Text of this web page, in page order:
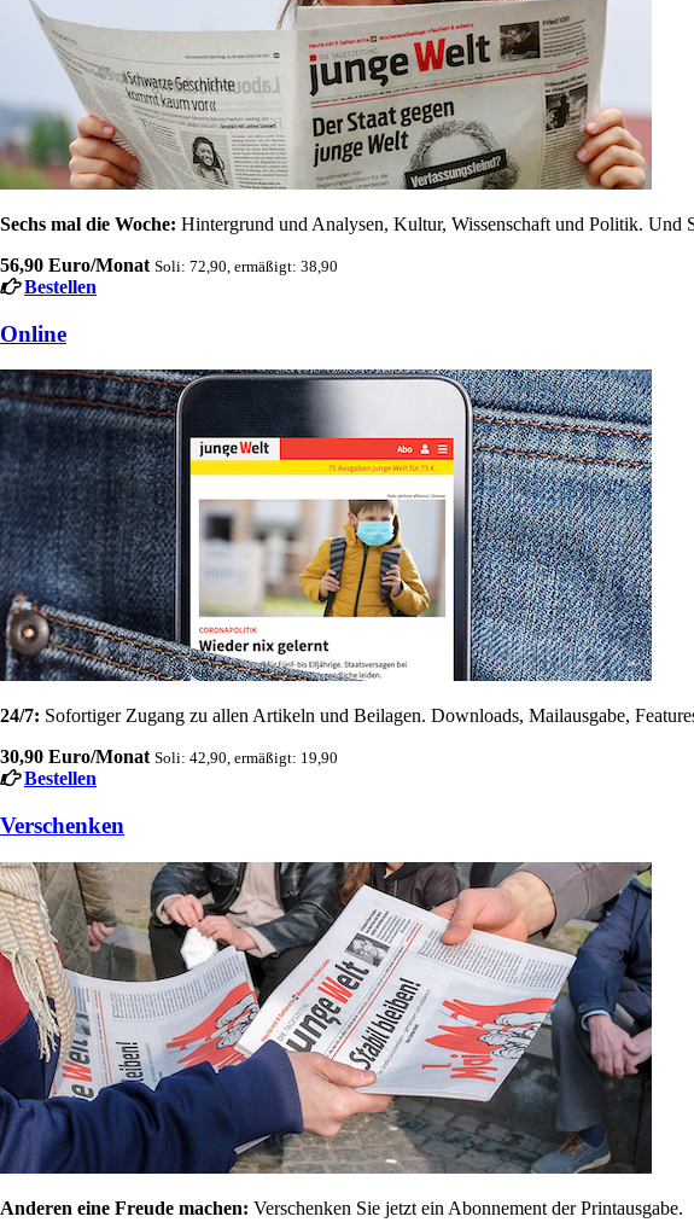
Sechs mal die Woche: Hintergrund und Analysen, Kultur, Wissenschaft und Politik. Und
56,90 Euro/Monat Soli: 72,90, ermäßigt: 38,90
Bestellen
Online
24/7: Sofortiger Zugang zu allen Artikeln und Beilagen. Downloads, Mailausgabe,
30,90 Euro/Monat Soli: 42,90, ermäßigt: 19,90
Bestellen
Verschenken
Anderen eine Freude machen: Verschenken Sie jetzt ein Abonnement der Printausgabe.